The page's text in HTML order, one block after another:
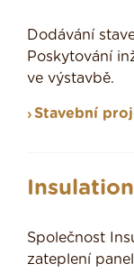
Dodávání
Poskytování
ve výstavbě.
Stavební
Společnost
zateplení